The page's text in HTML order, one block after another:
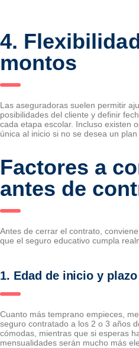
4.
montos
Las aseguradoras suelen permitir
posibilidades del cliente y definir
cada etapa escolar. Incluso existen
única al inicio si no se desea un plan
Factores a
antes de
Antes de cerrar el contrato,
que el seguro educativo cumpla
1. Edad de inicio y plazo
Cuanto más temprano empieces,
seguro contratado a los 2 o 3 años
cómodas, mientras que si esperas
mensualidades serán mucho más